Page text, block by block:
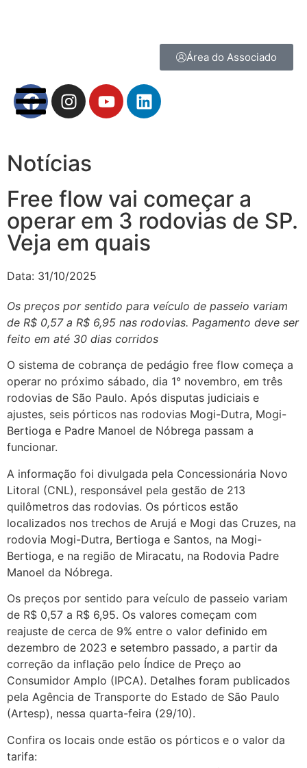
Área do Associado
Notícias
Free flow vai começar a
operar em 3 rodovias de SP.
Veja em quais
Data: 31/10/2025
Os preços por sentido para veículo de passeio variam
de R$ 0,57 a R$ 6,95 nas rodovias. Pagamento deve ser
feito em até 30 dias corridos
O sistema de cobrança de pedágio free flow começa a
operar no próximo sábado, dia 1° novembro, em três
rodovias de São Paulo. Após disputas judiciais e
ajustes, seis pórticos nas rodovias Mogi-Dutra, Mogi-
Bertioga e Padre Manoel de Nóbrega passam a
funcionar.
A informação foi divulgada pela Concessionária Novo
Litoral (CNL), responsável pela gestão de 213
quilômetros das rodovias. Os pórticos estão
localizados nos trechos de Arujá e Mogi das Cruzes, na
rodovia Mogi-Dutra, Bertioga e Santos, na Mogi-
Bertioga, e na região de Miracatu, na Rodovia Padre
Manoel da Nóbrega.
Os preços por sentido para veículo de passeio variam
de R$ 0,57 a R$ 6,95. Os valores começam com
reajuste de cerca de 9% entre o valor definido em
dezembro de 2023 e setembro passado, a partir da
correção da inflação pelo Índice de Preço ao
Consumidor Amplo (IPCA). Detalhes foram publicados
pela Agência de Transporte do Estado de São Paulo
(Artesp), nessa quarta-feira (29/10).
Confira os locais onde estão os pórticos e o valor da
tarifa: